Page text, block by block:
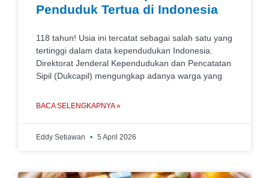
Penduduk Tertua di Indonesia
118 tahun! Usia ini tercatat sebagai salah satu yang
tertinggi dalam data kependudukan Indonesia.
Direktorat Jenderal Kependudukan dan Pencatatan
Sipil (Dukcapil) mengungkap adanya warga yang
BACA SELENGKAPNYA »
Eddy Setiawan 5 April 2026